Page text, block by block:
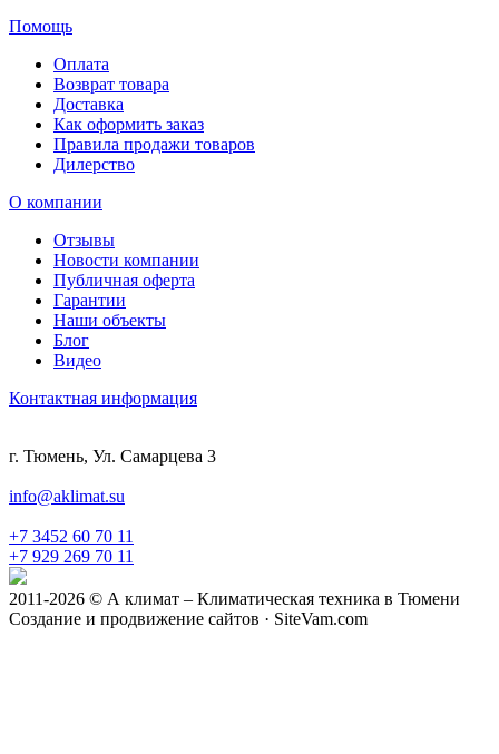
Помощь
Оплата
Возврат товара
Доставка
Как оформить заказ
Правила продажи товаров
Дилерство
О компании
Отзывы
Новости компании
Публичная оферта
Гарантии
Наши объекты
Блог
Видео
Контактная информация
г. Тюмень, Ул. Самарцева 3
info@aklimat.su
+7 3452 60 70 11
+7 929 269 70 11
2011-2026 © А климат – Климатическая техника в Тюмени
Создание и продвижение сайтов · SiteVam.com